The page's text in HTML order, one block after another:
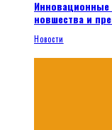
Инновационные
новшества и
Новости